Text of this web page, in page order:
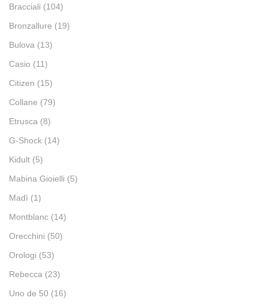
Bracciali (104)
Bronzallure (19)
Bulova (13)
Casio (11)
Citizen (15)
Collane (79)
Etrusca (8)
G-Shock (14)
Kidult (5)
Mabina Gioielli (5)
Madì (1)
Montblanc (14)
Orecchini (50)
Orologi (53)
Rebecca (23)
Uno de 50 (16)